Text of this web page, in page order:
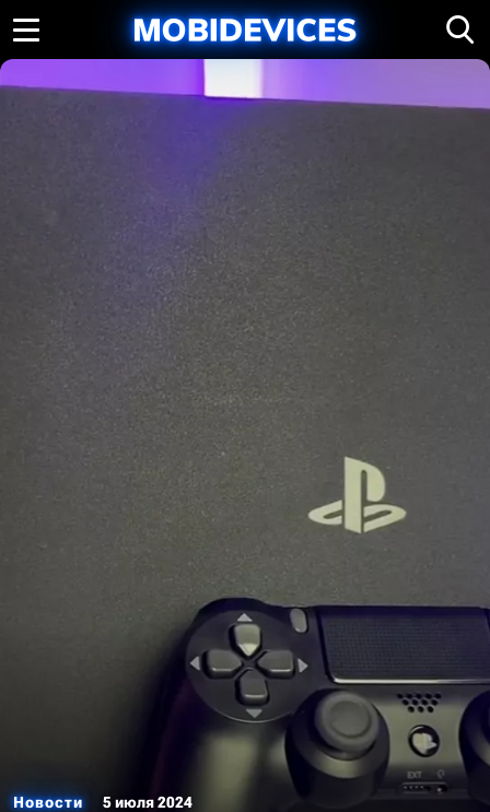
Новости 5 июля 2024